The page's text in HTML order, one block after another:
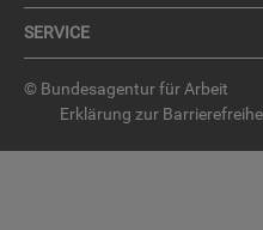
SER­VICE
© Bundesagentur für Arbeit
Erklärung zur